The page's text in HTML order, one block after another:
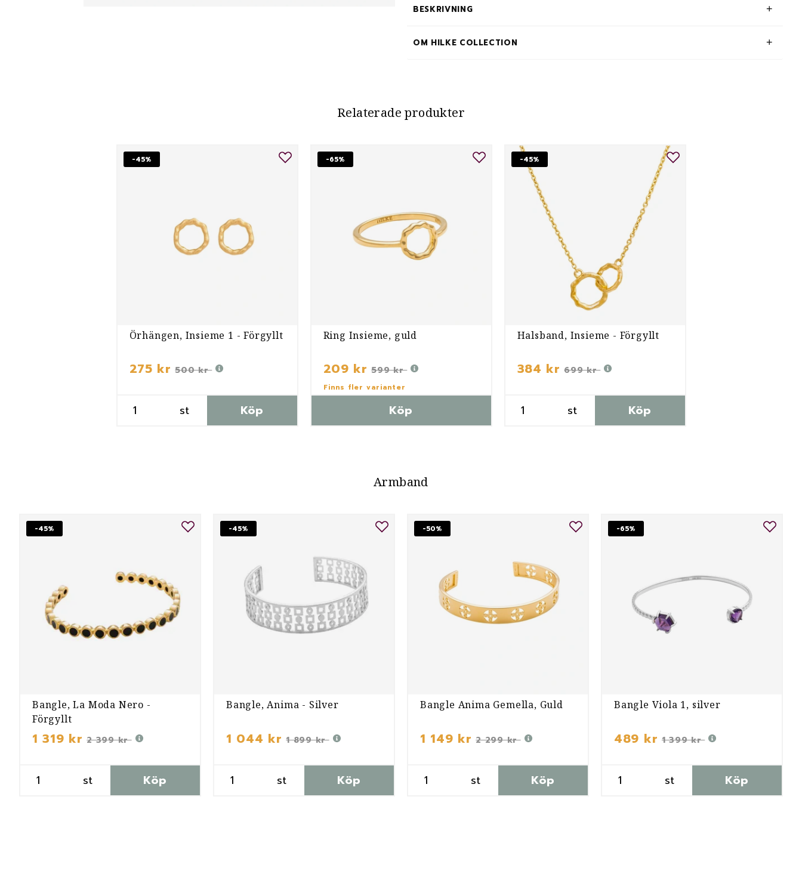
BESKRIVNING
OM HILKE COLLECTION
Relaterade produkter
-45%
Örhängen, Insieme 1 - Förgyllt
275 kr 500 kr
st Köp
-65%
Ring Insieme, guld
209 kr 599 kr
Finns fler varianter
Köp
-45%
Halsband, Insieme - Förgyllt
384 kr 699 kr
st Köp
Armband
-45%
Bangle, La Moda Nero -
Förgyllt
1 319 kr 2 399 kr
st Köp
-45%
Bangle, Anima - Silver
1 044 kr 1 899 kr
st Köp
-50%
Bangle Anima Gemella, Guld
1 149 kr 2 299 kr
st Köp
-65%
Bangle Viola 1, silver
489 kr 1 399 kr
st Köp